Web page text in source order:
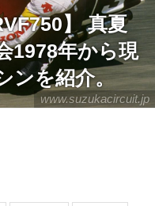
www.suzukacircuit.jp
】 真夏
1978年から現
ンを紹介。